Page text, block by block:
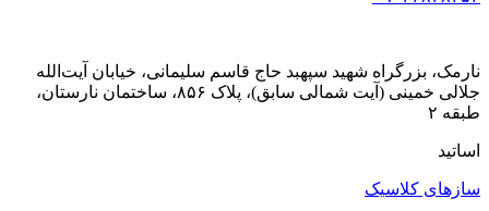
نارمک، بزرگراه شهید سپهبد حاج قاسم سلیمانی، خیابان آیت‌الله
جلالی خمینی (آیت شمالی سابق)، پلاک ۸۵۶، ساختمان نارستان،
طبقه ۲
اساتید
سازهای کلاسیک